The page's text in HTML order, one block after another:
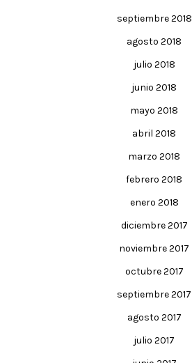
septiembre 2018
agosto 2018
julio 2018
junio 2018
mayo 2018
abril 2018
marzo 2018
febrero 2018
enero 2018
diciembre 2017
noviembre 2017
octubre 2017
septiembre 2017
agosto 2017
julio 2017